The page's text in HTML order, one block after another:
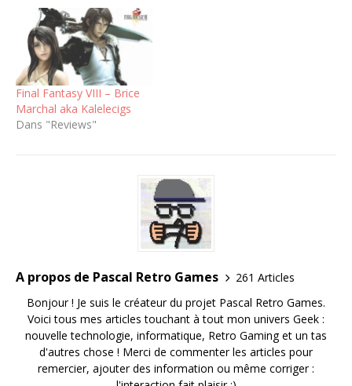
Final Fantasy VIII – Brice
Marchal aka Kalelecigs
Dans "Reviews"
A propos de Pascal Retro Games
261 Articles
Bonjour ! Je suis le créateur du projet Pascal Retro Games.
Voici tous mes articles touchant à tout mon univers Geek :
nouvelle technologie, informatique, Retro Gaming et un tas
d'autres chose ! Merci de commenter les articles pour
remercier, ajouter des information ou même corriger :